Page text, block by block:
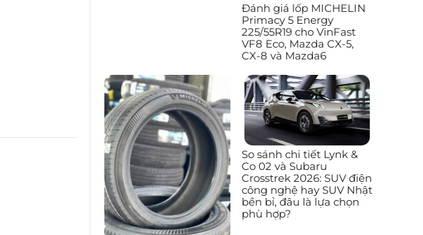
Đánh giá lốp MICHELIN
Primacy 5 Energy
225/55R19 cho VinFast
VF8 Eco, Mazda CX-5,
CX-8 và Mazda6
So sánh chi tiết Lynk &
Co 02 và Subaru
Crosstrek 2026: SUV điện
công nghệ hay SUV Nhật
bền bỉ, đâu là lựa chọn
phù hợp?